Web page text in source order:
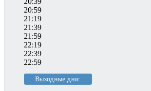
20:59
21:19
21:39
21:59
22:19
22:39
22:59
Выходные дни: